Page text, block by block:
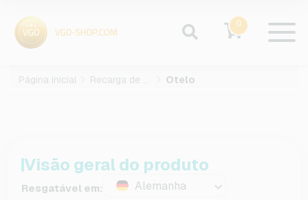
0
Página inicial Recarga de celular Otelo
Visão geral do produto
Resgatável em: Alemanha